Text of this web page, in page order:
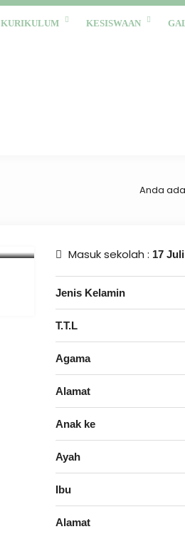
KURIKULUM KESISWAAN
Anda
Masuk sekolah : 17
Jenis Kelamin
T.T.L
Agama
Alamat
Anak ke
Ayah
Ibu
Alamat